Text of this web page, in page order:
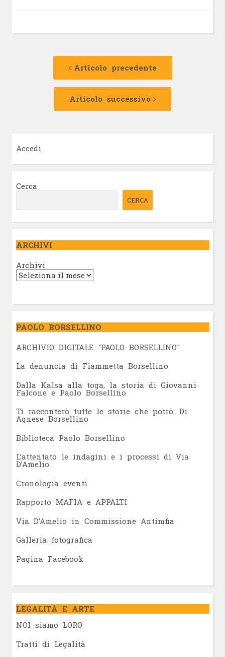
Navigazione
Articolo precedente
Articolo
Articolo successivo
Articolo
Accedi
Cerca
CERCA
ARCHIVI
Archivi
PAOLO BORSELLINO
ARCHIVIO DIGITALE "PAOLO BORSELLINO"
La denuncia di Fiammetta Borsellino
Dalla Kalsa alla toga, la storia di Giovanni
Falcone e Paolo Borsellino
Ti racconterò tutte le storie che potrò. Di
Agnese Borsellino
Biblioteca Paolo Borsellino
L’attentato le indagini e i processi di Via
D’Amelio
Cronologia eventi
Rapporto MAFIA e APPALTI
Via D’Amelio in Commissione Antimfia
Galleria fotografica
Pagina Facebook
LEGALITÀ E ARTE
NOI siamo LORO
Tratti di Legalità